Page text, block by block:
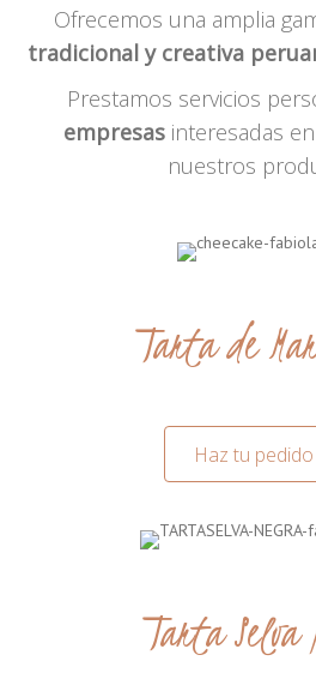
Ofrecemos una amplia
tradicional y creativa
Prestamos servicios
empresasinteresadas
nuestros
Tarta de
Haz tu pedido
Tarta Selva